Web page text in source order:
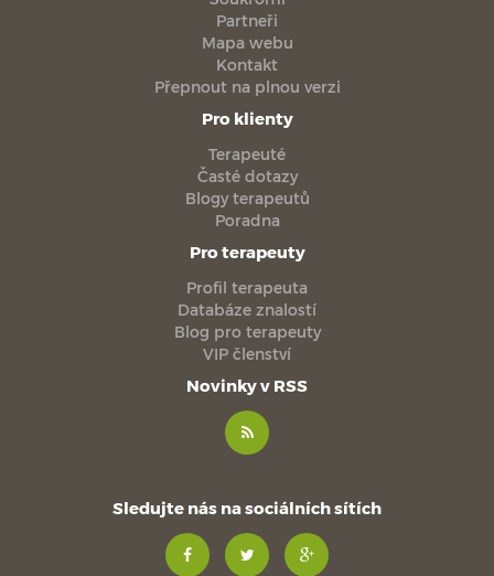
Partneři
Mapa webu
Kontakt
Přepnout na plnou verzi
Pro klienty
Terapeuté
Časté dotazy
Blogy terapeutů
Poradna
Pro terapeuty
Profil terapeuta
Databáze znalostí
Blog pro terapeuty
VIP členství
Novinky v RSS
Sledujte nás na sociálních sítích